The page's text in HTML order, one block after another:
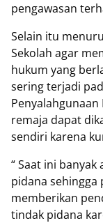
pengawasan
Selain itu
Sekolah agar
hukum yang
sering terjadi
remaja dapat
sendiri karena
“ Saat ini
pidana
memberikan
tindak pidana